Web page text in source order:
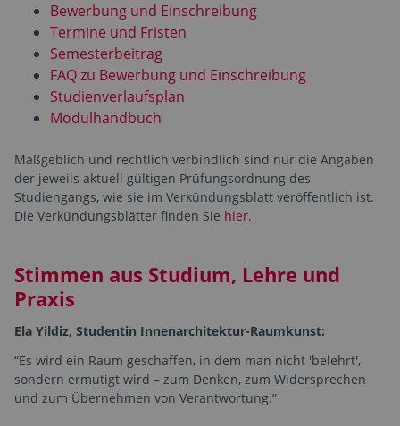
Bewerbung und Einschreibung
Termine und Fristen
Semesterbeitrag
FAQ zu Bewerbung und Einschreibung
Studienverlaufsplan
Modulhandbuch
Maßgeblich und rechtlich verbindlich sind nur die Angaben
der jeweils aktuell gültigen Prüfungsordnung des
Studiengangs, wie sie im Verkündungsblatt veröffentlich ist.
Die Verkündungsblätter finden Sie hier.
Stimmen aus Studium, Lehre und
Praxis
Ela Yildiz, Studentin Innenarchitektur-Raumkunst:
“Es wird ein Raum geschaffen, in dem man nicht 'belehrt',
sondern ermutigt wird – zum Denken, zum Widersprechen
und zum Übernehmen von Verantwortung.”